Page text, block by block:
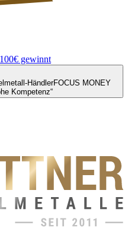
gewinnt
HändlerFOCUS MONEY
Kompetenz“